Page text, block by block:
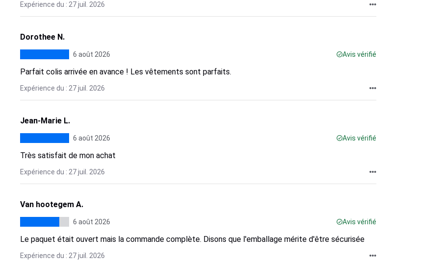
Expérience du : 27 juil. 2026
Dorothee N.
6 août 2026 Avis vérifié
Parfait colis arrivée en avance ! Les vêtements sont parfaits.
Expérience du : 27 juil. 2026
Jean-Marie L.
6 août 2026 Avis vérifié
Très satisfait de mon achat
Expérience du : 27 juil. 2026
Van hootegem A.
6 août 2026 Avis vérifié
Le paquet était ouvert mais la commande complète. Disons que l'emballage mérite d'être sécurisée
Expérience du : 27 juil. 2026